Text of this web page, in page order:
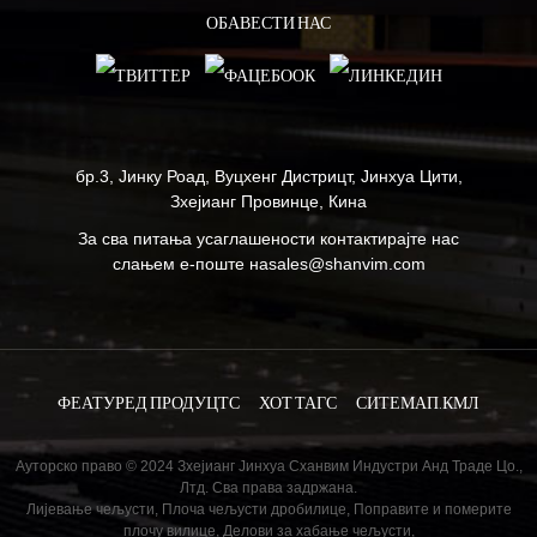
ОБАВЕСТИ НАС
бр.3, Јинку Роад, Вуцхенг Дистрицт, Јинхуа Цити,
Зхејианг Провинце, Кина
За сва питања усаглашености контактирајте нас
слањем е-поште наsales@shanvim.com
ФЕАТУРЕД ПРОДУЦТС ХОТ ТАГС СИТЕМАП.КМЛ
Ауторско право © 2024 Зхејианг Јинхуа Сханвим Индустри Анд Траде Цо.,
Лтд. Сва права задржана.
Лијевање чељусти, Плоча чељусти дробилице, Поправите и померите
плочу вилице, Делови за хабање чељусти,